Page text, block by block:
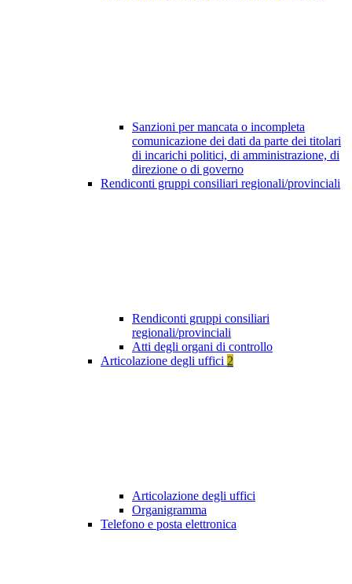
Sanzioni per mancata o incompleta
comunicazione dei dati da parte dei titolari
di incarichi politici, di amministrazione, di
direzione o di governo
Rendiconti gruppi consiliari regionali/provinciali
Rendiconti gruppi consiliari
regionali/provinciali
Atti degli organi di controllo
Articolazione degli uffici 2
Articolazione degli uffici
Organigramma
Telefono e posta elettronica